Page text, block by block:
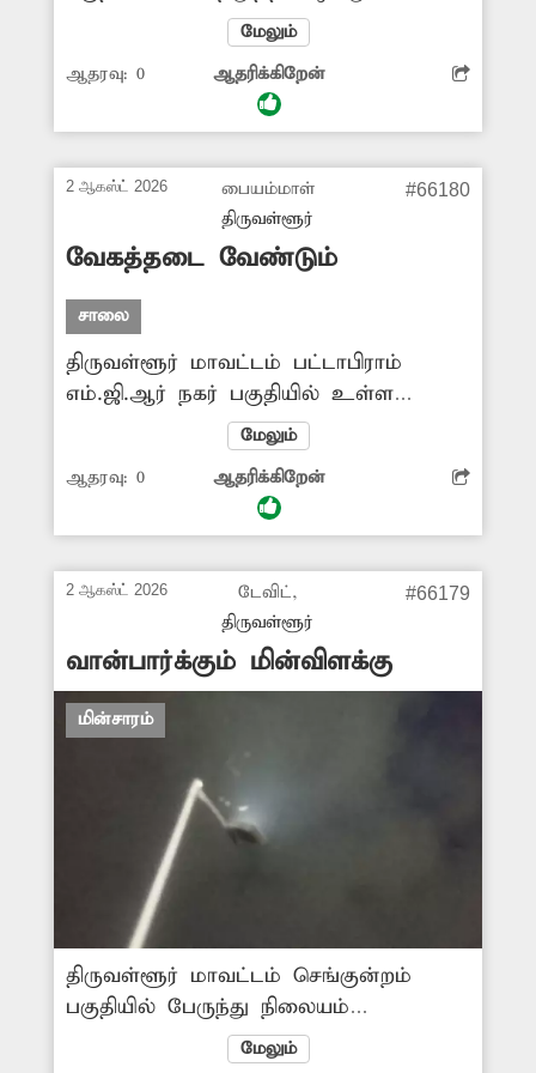
ஆனால், அந்த பஸ் நிறுத்தில், பஸ்கள்
சரிவர நிறுத்துவதில்லை. இதனால் அங்கு
பஸ் ஏற வரும் பயணிகள் நீண்ட நேரம்
காத்திருக்கும் அவல நிலை
துறை அதிகாரிகள் விரைந்து நடவடிக்கை
எடுக்கவேண்டும் என அப்பகுதி மக்கள்
எதிர்பார்க்கின்றனர்.
மேலும்
ஆதரவு: 0 ஆதரிக்கிறேன்
2 ஆகஸ்ட் 2026
பையம்மாள்
திருவள்ளூர்
#66180
வேகத்தடை வேண்டும்
சாலை
திருவள்ளூர் மாவட்டம் பட்டாபிராம்
எம்.ஜி.ஆர் நகர் பகுதியில் உள்ள
தெருக்களில் வேகத்தடை இல்லை. அந்த
வழியாக செல்லும் வாகனங்கள் வேகமாக
செல்கின்றனர். இதனால் சாலையில்
செல்லும் மக்கள் அச்சத்துடனே
சம்பந்தப்பட்ட அதிகாரிகள் வேகத்தடை
அமைக்கவேண்டும்.
மேலும்
ஆதரவு: 0 ஆதரிக்கிறேன்
2 ஆகஸ்ட் 2026
டேவிட்,
திருவள்ளூர்
#66179
வான்பார்க்கும் மின்விளக்கு
மின்சாரம்
திருவள்ளூர் மாவட்டம் செங்குன்றம்
பகுதியில் பேருந்து நிலையம்
புரனமைக்கப்படுகிறது. இதற்காக புழல்
மேலும்